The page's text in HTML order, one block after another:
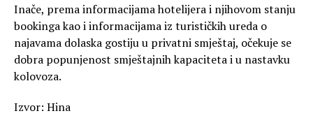
Inače, prema informacijama hotelijera i njihovom stanju
bookinga kao i informacijama iz turističkih ureda o
najavama dolaska gostiju u privatni smještaj, očekuje se
dobra popunjenost smještajnih kapaciteta i u nastavku
kolovoza.
Izvor: Hina